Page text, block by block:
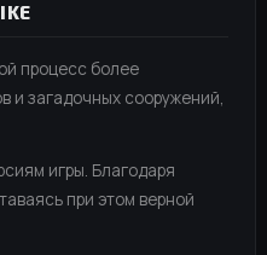
процесс более
и загадочных сооружений,
игры. Благодаря
при этом верной